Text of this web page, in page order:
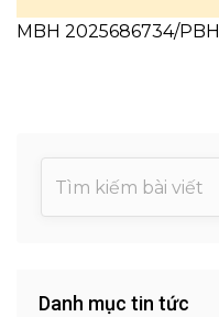
MBH 2025686734/PBH
Danh mục tin tức